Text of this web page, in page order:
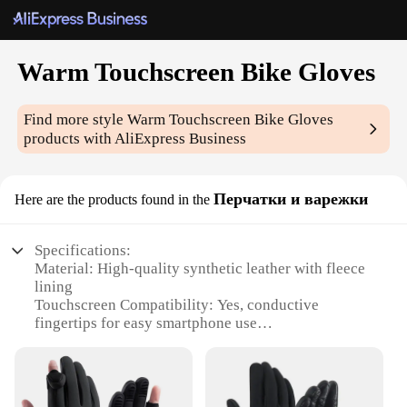
Warm Touchscreen Bike Gloves
Find more styleWarm Touchscreen Bike Gloves
products with AliExpress Business
Here are the products found in the Перчатки и варежки
Specifications:
Material: High-quality synthetic leather with fleece
lining
Touchscreen Compatibility: Yes, conductive
fingertips for easy smartphone use
Flexibility: Ergonomic cut for a comfortable fit
Durability: Stitched with reinforced seams for long-
lasting wear